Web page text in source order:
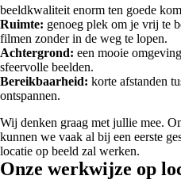
beeldkwaliteit enorm ten goede
Ruimte: genoeg plek om je vrij te
filmen zonder in de weg te lopen.
Achtergrond: een mooie
sfeervolle beelden.
Bereikbaarheid: korte afstanden
ontspannen.
Wij denken graag met jullie mee.
kunnen we vaak al bij een eerste
locatie op beeld zal werken.
Onze werkwijze op